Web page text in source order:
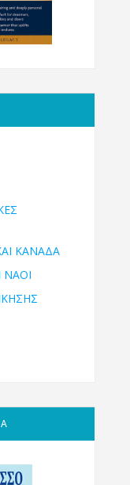
ΚΑΝΑΔΑ
ΝΑΟΊ